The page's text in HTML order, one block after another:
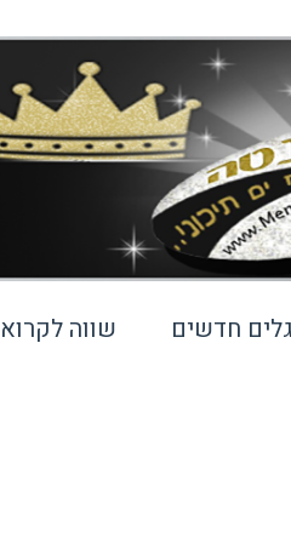
חדשים שווה לקרוא